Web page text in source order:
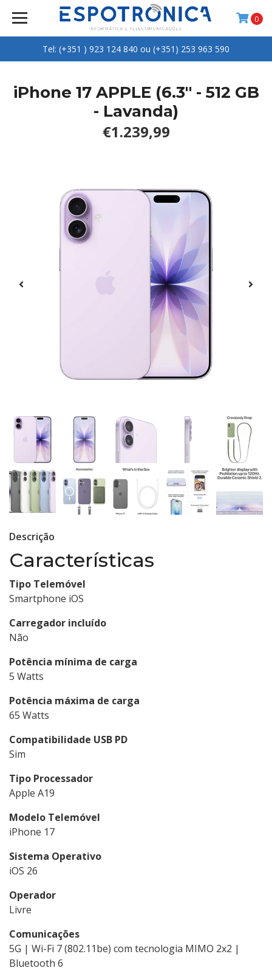
Tel: (+351 ) 923 124 840 ou (+351) 253 963 590
0
iPhone 17 APPLE (6.3'' - 512 GB
- Lavanda)
€1.239,99
Descrição
Características
Tipo Telemóvel
Smartphone iOS
Carregador incluído
Não
Potência mínima de carga
5 Watts
Potência máxima de carga
65 Watts
Compatibilidade USB PD
Sim
Tipo Processador
Apple A19
Modelo Telemóvel
iPhone 17
Sistema Operativo
iOS 26
Operador
Livre
Comunicações
5G | Wi-Fi 7 (802.11be) com tecnologia MIMO 2x2 |
Bluetooth 6